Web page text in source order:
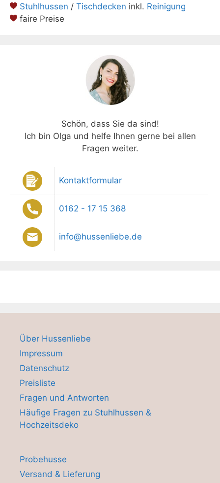
Stuhlhussen / Tischdecken inkl. Reinigung
faire Preise
Schön, dass Sie da sind!
Ich bin Olga und helfe Ihnen gerne bei allen
Fragen weiter.
Kontaktformular
0162 - 17 15 368
info@hussenliebe.de
Über Hussenliebe
Impressum
Datenschutz
Preisliste
Fragen und Antworten
Häufige Fragen zu Stuhlhussen &
Hochzeitsdeko
Probehusse
Versand & Lieferung